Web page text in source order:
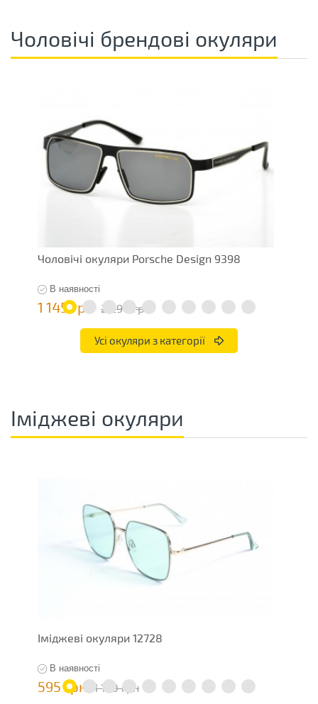
Чоловічі брендові окуляри
Чоловічі окуляри Porsche Design 9398
В наявності
1 145 грн 2 290 грн
Усі окуляри з категорії
Іміджеві окуляри
Іміджеві окуляри 12728
В наявності
595 грн 1 190 грн